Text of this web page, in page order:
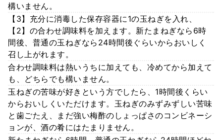
構いません。
【3】充分に消毒した保存容器に1の玉ねぎを入れ、
【2】の合わせ調味料を加えます。新たまねぎなら6時
間後、普通の玉ねぎなら24時間後ぐらいからおいしく
召し上がれます。
合わせ調味料は熱いうちに加えても、冷めてから加えて
も、どちらでも構いません。
玉ねぎの苦味が好きという方でしたら、1時間後くらい
からおいしくいただけます。玉ねぎのみずみずしい苦味
と歯ごたえ、まだ強い梅酢のしょっぱさのコンビネーシ
ョンが、酒の肴にはたまりません。